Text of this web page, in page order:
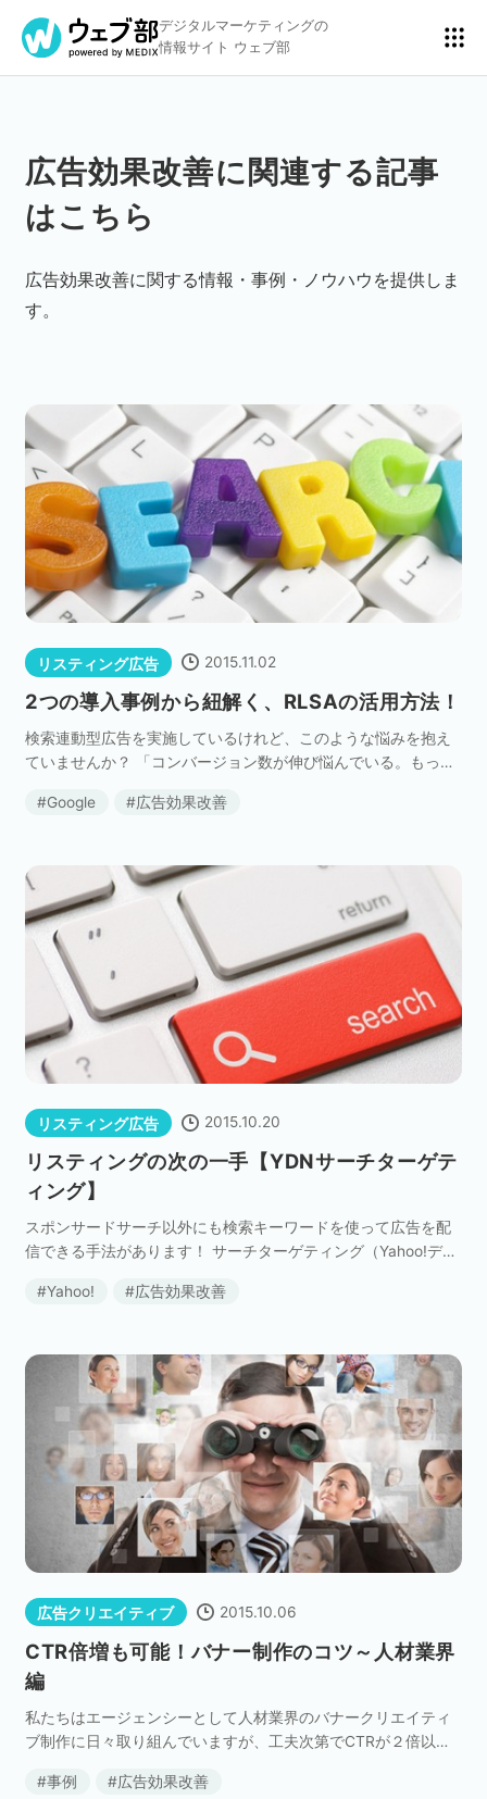
デジタルマーケティングの
情報サイト ウェブ部
リスティング広告 BtoBマーケティング
Webサイト構築 EC
ネット市場調査データ フィード広告
SEO
CRM KARTE
実績・事例
セミナー
株式会社メディックス
お問い合わせ
プライバシーポリシー
広告効果改善に関連する記事
はこちら
広告効果改善に関する情報・事例・ノウハウを提供しま
す。
リスティング広告 2015.11.02
2つの導入事例から紐解く、RLSAの活用方法！
検索連動型広告を実施しているけれど、このような悩みを抱え
ていませんか？ 「コンバージョン数が伸び悩んでいる。もっと
策はないか？」 こんな悩みを解決するターゲティ […]
Google 広告効果改善
リスティング広告 2015.10.20
リスティングの次の一手【YDNサーチターゲテ
ィング】
スポンサードサーチ以外にも検索キーワードを使って広告を配
信できる手法があります！ サーチターゲティング（Yahoo!ディ
り多くの顕在層にアプローチすることができま […]
Yahoo! 広告効果改善
広告クリエイティブ 2015.10.06
CTR倍増も可能！バナー制作のコツ～人材業界
編
私たちはエージェンシーとして人材業界のバナークリエイティ
ブ制作に日々取り組んでいますが、工夫次第でCTRが２倍以上
クリエイティブによってCTRに大きな差が出る業界 […]
事例 広告効果改善